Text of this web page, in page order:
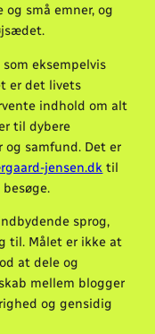
og små emner, og
eksempelvis
er det livets
indhold om alt
til dybere
samfund. Det er
jensen.dk til
sprog,
til. Målet er ikke at
at dele og
mellem blogger
og gensidig